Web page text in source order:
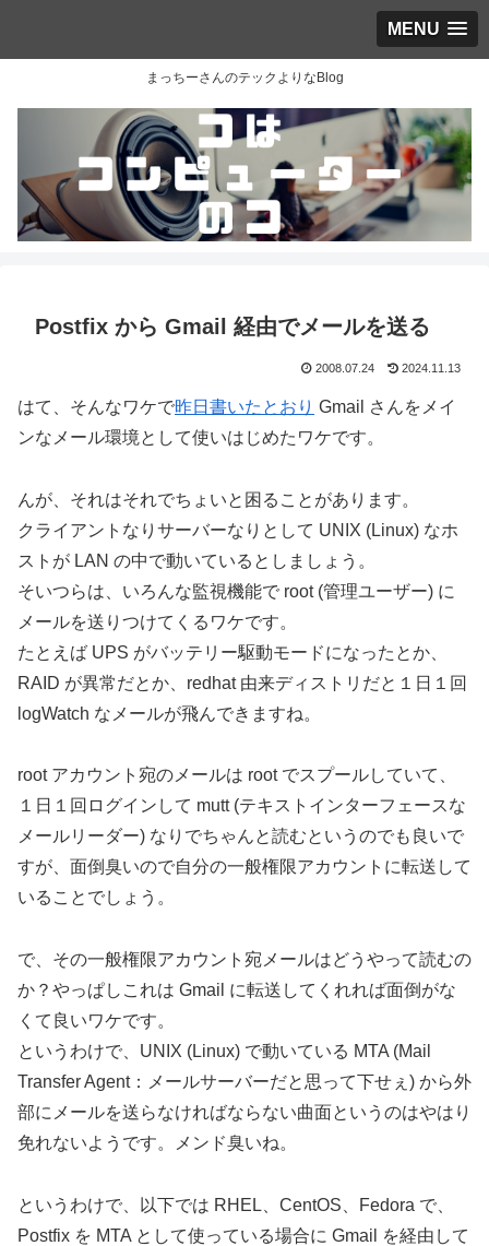
MENU
まっちーさんのテックよりなBlog
Postfix から Gmail 経由でメールを送る
2008.07.24 2024.11.13
はて、そんなワケで昨日書いたとおり Gmail さんをメイ
ンなメール環境として使いはじめたワケです。
んが、それはそれでちょいと困ることがあります。
クライアントなりサーバーなりとして UNIX (Linux) なホ
ストが LAN の中で動いているとしましょう。
そいつらは、いろんな監視機能で root (管理ユーザー) に
メールを送りつけてくるワケです。
たとえば UPS がバッテリー駆動モードになったとか、
RAID が異常だとか、redhat 由来ディストリだと１日１回
logWatch なメールが飛んできますね。
root アカウント宛のメールは root でスプールしていて、
１日１回ログインして mutt (テキストインターフェースな
メールリーダー) なりでちゃんと読むというのでも良いで
すが、面倒臭いので自分の一般権限アカウントに転送して
いることでしょう。
で、その一般権限アカウント宛メールはどうやって読むの
か？やっぱしこれは Gmail に転送してくれれば面倒がな
くて良いワケです。
というわけで、UNIX (Linux) で動いている MTA (Mail
Transfer Agent：メールサーバーだと思って下せぇ) から外
部にメールを送らなければならない曲面というのはやはり
免れないようです。メンド臭いね。
というわけで、以下では RHEL、CentOS、Fedora で、
Postfix を MTA として使っている場合に Gmail を経由して